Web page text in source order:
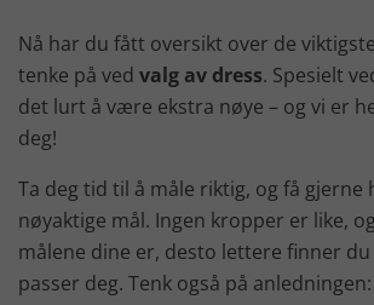
Nå har du fått oversikt over de
tenke på ved valg av dress. Spesielt
det lurt å være ekstra nøye – og vi er
deg!
Ta deg tid til å måle riktig, og få gjerne
nøyaktige mål. Ingen kropper er like,
målene dine er, desto lettere finner
passer deg. Tenk også på anledningen: